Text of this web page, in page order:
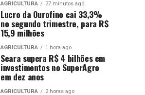
AGRICULTURA 27 minutos ago
Lucro da Ourofino cai 33,3%
no segundo trimestre, para R$
15,9 milhões
AGRICULTURA 1 hora ago
Seara supera R$ 4 bilhões em
investimentos no SuperAgro
em dez anos
AGRICULTURA 2 horas ago